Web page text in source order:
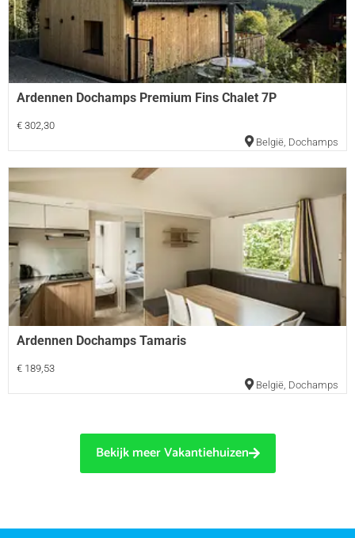
Ardennen Dochamps Premium Fins Chalet 7P
€ 302,30
België Dochamps
Ardennen Dochamps Tamaris
€ 189,53
België Dochamps
Bekijk meer Vakantiehuizen